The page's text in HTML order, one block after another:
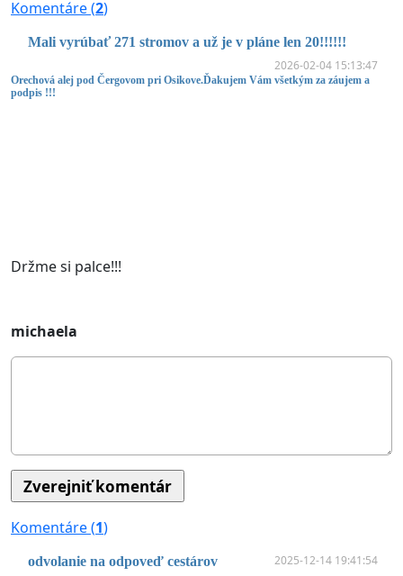
Komentáre (2)
Mali vyrúbať 271 stromov a už je v pláne len 20!!!!!!
2026-02-04 15:13:47
Orechová alej pod Čergovom pri Osikove.Ďakujem Vám všetkým za záujem a
podpis !!!
Držme si palce!!!
michaela
Komentáre (1)
odvolanie na odpoveď cestárov 2025-12-14 19:41:54